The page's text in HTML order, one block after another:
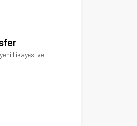
hikayesi ve